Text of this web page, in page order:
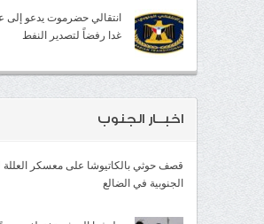
انتقالي حضرموت يدعو إلى
غدا رفضاً لتصدير النفط
اخبــار الجنوب
قصف حوثي بالكاتيوشا على معسكر العللة
الجنوبية في الضالع